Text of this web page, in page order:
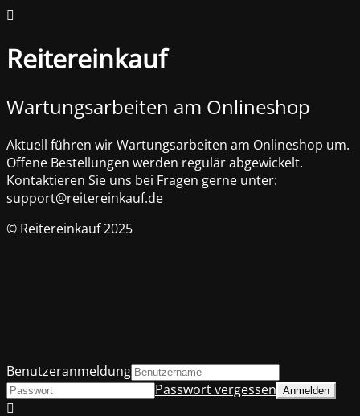
Reitereinkauf
Wartungsarbeiten am Onlineshop
Aktuell führen wir Wartungsarbeiten am Onlineshop um.
Offene Bestellungen werden regulär abgewickelt.
Kontaktieren Sie uns bei Fragen gerne unter:
support@reitereinkauf.de
© Reitereinkauf 2025
Benutzeranmeldung
Passwort vergessen